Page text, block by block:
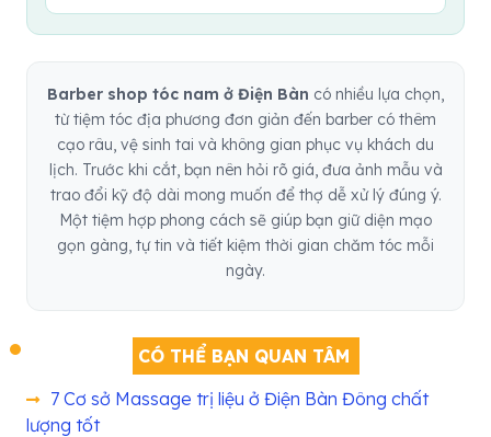
Barber shop tóc nam ở Điện Bàn có nhiều lựa chọn,
từ tiệm tóc địa phương đơn giản đến barber có thêm
cạo râu, vệ sinh tai và không gian phục vụ khách du
lịch. Trước khi cắt, bạn nên hỏi rõ giá, đưa ảnh mẫu và
trao đổi kỹ độ dài mong muốn để thợ dễ xử lý đúng ý.
Một tiệm hợp phong cách sẽ giúp bạn giữ diện mạo
gọn gàng, tự tin và tiết kiệm thời gian chăm tóc mỗi
ngày.
CÓ THỂ BẠN QUAN TÂM
7 Cơ sở Massage trị liệu ở Điện Bàn Đông chất
lượng tốt